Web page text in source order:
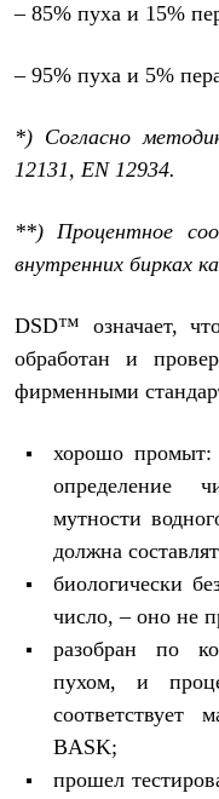
– 85% пуха и 15%
– 95% пуха и 5%
*) Согласно
12131, EN 12934.
**) Процентное
внутренних бирках
DSD™ означает,
обработан и
фирменными
хорошо промыт:
определение
мутности
должна
биологически
число, – оно не
разобран по
пухом, и
соответствует
BASK;
прошел